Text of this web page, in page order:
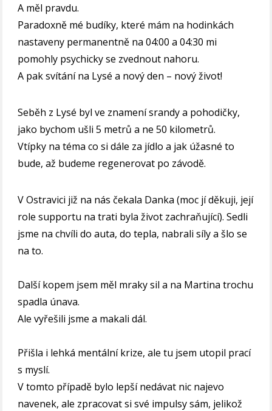
A měl pravdu.
Paradoxně mé budíky, které mám na hodinkách
nastaveny permanentně na 04:00 a 04:30 mi
pomohly psychicky se zvednout nahoru.
A pak svítání na Lysé a nový den – nový život!
Seběh z Lysé byl ve znamení srandy a pohodičky,
jako bychom ušli 5 metrů a ne 50 kilometrů.
Vtípky na téma co si dále za jídlo a jak úžasné to
bude, až budeme regenerovat po závodě.
V Ostravici již na nás čekala Danka (moc jí děkuji, její
role supportu na trati byla život zachraňující). Sedli
jsme na chvíli do auta, do tepla, nabrali síly a šlo se
na to.
Další kopem jsem měl mraky sil a na Martina trochu
spadla únava.
Ale vyřešili jsme a makali dál.
Přišla i lehká mentální krize, ale tu jsem utopil prací
s myslí.
V tomto případě bylo lepší nedávat nic najevo
navenek, ale zpracovat si své impulsy sám, jelikož